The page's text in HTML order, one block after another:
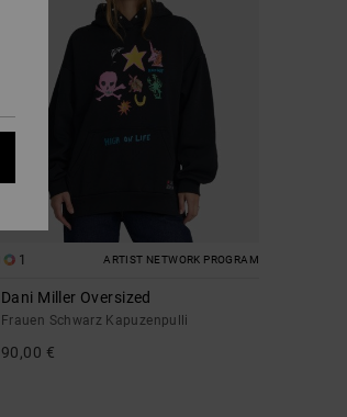
1 ARTIST NETWORK PROGRAM
Dani Miller Oversized
Frauen Schwarz Kapuzenpulli
90,00 €